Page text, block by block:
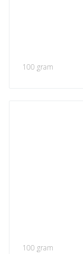
100 gram
100 gram